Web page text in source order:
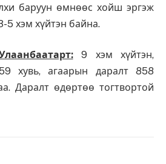
баруун өмнөөс хойш эргэж
5 хэм хүйтэн байна.
9 хэм хүйтэн,
хувь, агаарын даралт 858
Даралт өдөртөө тогтвортой